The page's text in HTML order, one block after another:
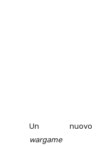
Un nuovo
wargame